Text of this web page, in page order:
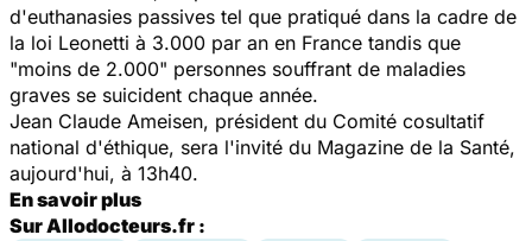
d'euthanasies passives tel que pratiqué dans la cadre de
la loi Leonetti à 3.000 par an en France tandis que
"moins de 2.000" personnes souffrant de maladies
graves se suicident chaque année.
Jean Claude Ameisen, président du Comité cosultatif
national d'éthique, sera l'invité du Magazine de la Santé,
aujourd'hui, à 13h40.
En savoir plus
Sur Allodocteurs.fr :